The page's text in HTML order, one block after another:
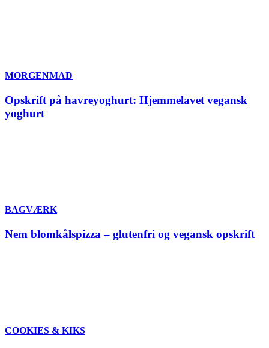
MORGENMAD
Opskrift på havreyoghurt: Hjemmelavet vegansk
yoghurt
BAGVÆRK
Nem blomkålspizza – glutenfri og vegansk opskrift
COOKIES & KIKS